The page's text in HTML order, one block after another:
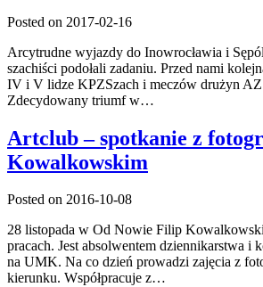
Posted on 2017-02-16
Arcytrudne wyjazdy do Inowrocławia i
szachiści podołali zadaniu. Przed nami
IV i V lidze KPZSzach i meczów drużyn
Zdecydowany triumf w…
Artclub – spotkanie z
Kowalkowskim
Posted on 2016-10-08
28 listopada w Od Nowie Filip
pracach. Jest absolwentem dziennikarstwa i
na UMK. Na co dzień prowadzi zajęcia z
kierunku. Współpracuje z…